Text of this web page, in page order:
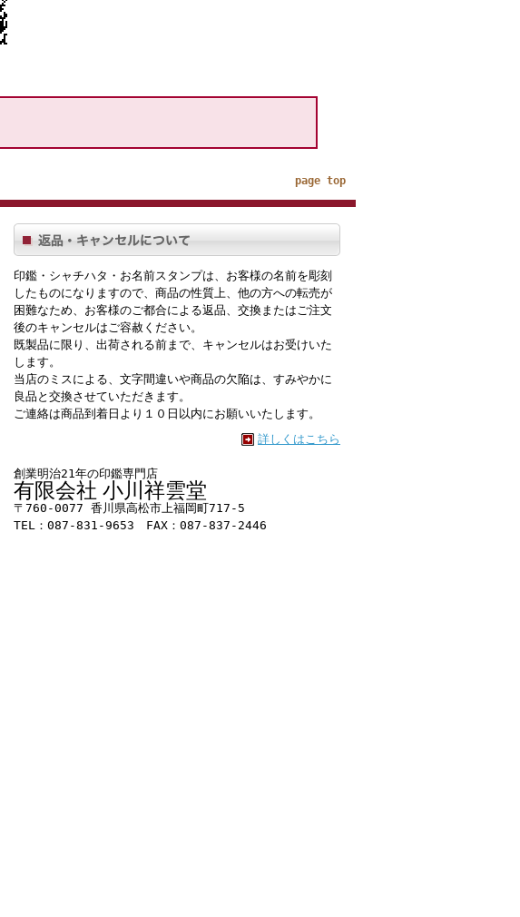
page top
印鑑・シャチハタ・お名前スタンプは、お客様の名前を彫刻
したものになりますので、商品の性質上、他の方への転売が
困難なため、お客様のご都合による返品、交換またはご注文
後のキャンセルはご容赦ください。
既製品に限り、出荷される前まで、キャンセルはお受けいた
します。
当店のミスによる、文字間違いや商品の欠陥は、すみやかに
良品と交換させていただきます。
ご連絡は商品到着日より１０日以内にお願いいたします。
詳しくはこちら
創業明治21年の印鑑専門店
有限会社 小川祥雲堂
〒760-0077 香川県高松市上福岡町717-5
TEL：087-831-9653 FAX：087-837-2446